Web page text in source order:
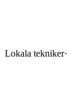
Lokala tekniker·